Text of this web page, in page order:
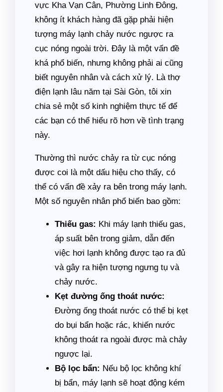
vực Kha Vạn Cân, Phường Linh Đông,
không ít khách hàng đã gặp phải hiện
tượng máy lạnh chảy nước ngược ra
cục nóng ngoài trời. Đây là một vấn đề
khá phổ biến, nhưng không phải ai cũng
biết nguyên nhân và cách xử lý. Là thợ
điện lạnh lâu năm tại Sài Gòn, tôi xin
chia sẻ một số kinh nghiệm thực tế để
các bạn có thể hiểu rõ hơn về tình trạng
này.
Thường thì nước chảy ra từ cục nóng
được coi là một dấu hiệu cho thấy, có
thể có vấn đề xảy ra bên trong máy lạnh.
Một số nguyên nhân phổ biến bao gồm:
Thiếu gas: Khi máy lạnh thiếu gas,
áp suất bên trong giảm, dẫn đến
việc hơi lạnh không được tạo ra đủ
và gây ra hiện tượng ngưng tụ và
chảy nước.
Kẹt đường ống thoát nước:
Đường ống thoát nước có thể bị kẹt
do bụi bẩn hoặc rác, khiến nước
không thoát ra ngoài được mà chảy
ngược lại.
Bộ lọc bẩn: Nếu bộ lọc không khí
bị bẩn, máy lạnh sẽ hoạt động kém